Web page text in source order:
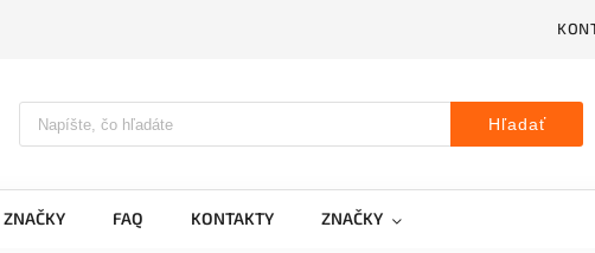
Hľadať
ZNAČKY FAQ KONTAKTY ZNAČKY